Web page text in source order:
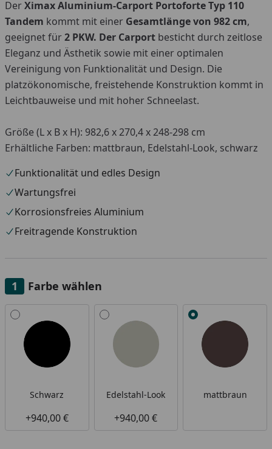
DerXimax Aluminium-Carport Portoforte Typ 110
Tandem kommt mit einer Gesamtlänge von 982 cm,
geeignet für2 PKW. Der Carport besticht durch zeitlose
Eleganz und Ästhetik sowie mit einer optimalen
Vereinigung von Funktionalität und Design. Die
platzökonomische, freistehende Konstruktion kommt in
Leichtbauweise und mit hoher Schneelast.
Größe (L x B x H): 982,6 x 270,4 x 248-298 cm
Erhältliche Farben: mattbraun, Edelstahl-Look, schwarz
Funktionalität und edles Design
Wartungsfrei
Korrosionsfreies Aluminium
Freitragende Konstruktion
Farbe wählen
Alle anzeigen (3)
Schwarz
+940,00 €
Edelstahl-Look
+940,00 €
mattbraun